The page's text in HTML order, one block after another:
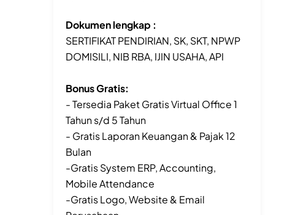
Dokumen lengkap :
SERTIFIKAT PENDIRIAN, SK, SKT, NPWP
DOMISILI, NIB RBA, IJIN USAHA, API
Bonus Gratis:
- Tersedia Paket Gratis Virtual Office 1
Tahun s/d 5 Tahun
- Gratis Laporan Keuangan & Pajak 12
Bulan
-Gratis System ERP, Accounting,
Mobile Attendance
-Gratis Logo, Website & Email